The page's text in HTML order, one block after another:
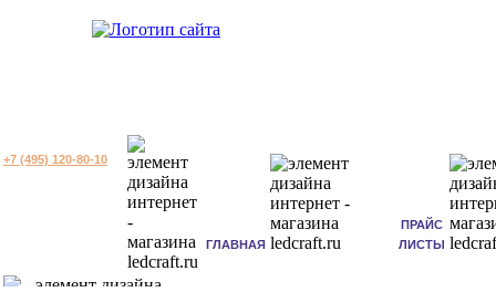
+7 (495) 120-80-10
ГЛАВНАЯ
ПРАЙС
ЛИСТЫ